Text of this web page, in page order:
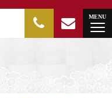
MENU
船 船宿釣新